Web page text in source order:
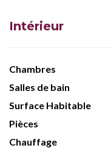
Intérieur
Chambres
Salles de bain
Surface Habitable
Pièces
Chauffage